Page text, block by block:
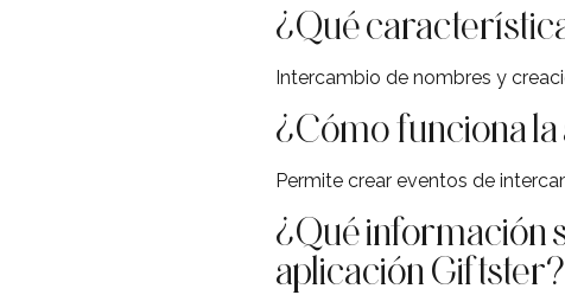
¿Qué
Intercambio de nombres y
¿Cómo funciona
Permite crear eventos de
¿Qué información
aplicación Giftster?